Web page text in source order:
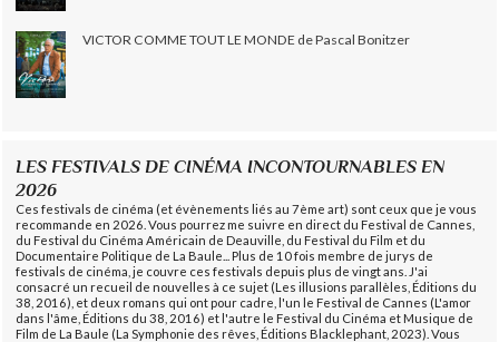
VICTOR COMME TOUT LE MONDE de Pascal Bonitzer
LES FESTIVALS DE CINÉMA INCONTOURNABLES EN
2026
Ces festivals de cinéma (et évènements liés au 7ème art) sont ceux que je vous
recommande en 2026. Vous pourrez me suivre en direct du Festival de Cannes,
du Festival du Cinéma Américain de Deauville, du Festival du Film et du
Documentaire Politique de La Baule... Plus de 10 fois membre de jurys de
festivals de cinéma, je couvre ces festivals depuis plus de vingt ans. J'ai
consacré un recueil de nouvelles à ce sujet (Les illusions parallèles, Éditions du
38, 2016), et deux romans qui ont pour cadre, l'un le Festival de Cannes (L'amor
dans l'âme, Éditions du 38, 2016) et l'autre le Festival du Cinéma et Musique de
Film de La Baule (La Symphonie des rêves, Éditions Blacklephant, 2023). Vous